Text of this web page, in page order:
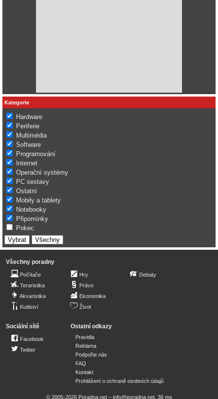
Kategorie
Hardware
Periferie
Multimédia
Software
Programování
Internet
Operační systémy
PC sestavy
Ostatní
Mobily a tablety
Notebooky
Připomínky
Pokec
Všechny poradny
Počítače
Teraristika
Akvaristika
Kutilství
Hry
Právo
Ekonomika
Život
Debaty
Sociální sítě
Facebook
Twitter
Ostatní odkazy
Pravidla
Reklama
Podpořte nás
FAQ
Kontakt
Prohlášení o ochraně osobních údajů
© 2005-2026 Poradna.net – info@poradna.net, 36 ms